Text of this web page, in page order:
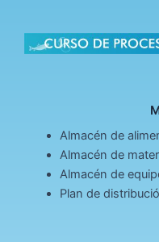
Almacén de
Almacén de
Almacén de
Plan de